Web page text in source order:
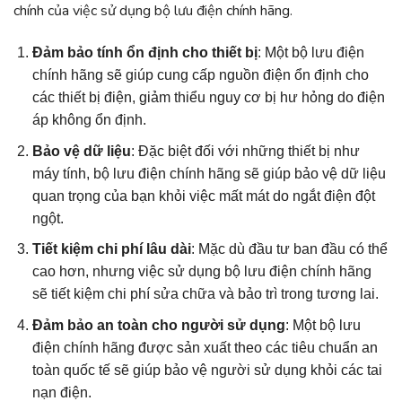
chính của việc sử dụng bộ lưu điện chính hãng.
Đảm bảo tính ổn định cho thiết bị: Một bộ lưu điện
chính hãng sẽ giúp cung cấp nguồn điện ổn định cho
các thiết bị điện, giảm thiểu nguy cơ bị hư hỏng do điện
áp không ổn định.
Bảo vệ dữ liệu: Đặc biệt đối với những thiết bị như
máy tính, bộ lưu điện chính hãng sẽ giúp bảo vệ dữ liệu
quan trọng của bạn khỏi việc mất mát do ngắt điện đột
ngột.
Tiết kiệm chi phí lâu dài: Mặc dù đầu tư ban đầu có thể
cao hơn, nhưng việc sử dụng bộ lưu điện chính hãng
sẽ tiết kiệm chi phí sửa chữa và bảo trì trong tương lai.
Đảm bảo an toàn cho người sử dụng: Một bộ lưu
điện chính hãng được sản xuất theo các tiêu chuẩn an
toàn quốc tế sẽ giúp bảo vệ người sử dụng khỏi các tai
nạn điện.